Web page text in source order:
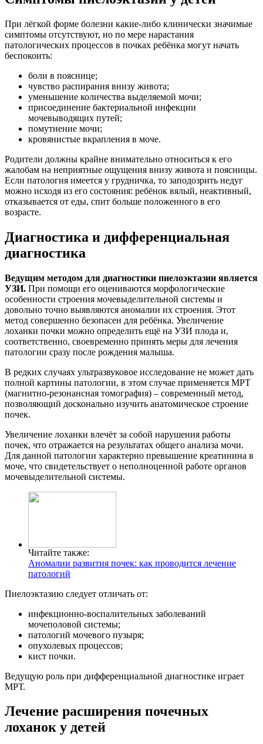
При лёгкой форме болезни какие-либо клинически значимые
симптомы отсутствуют, но по мере нарастания
патологических процессов в почках ребёнка могут начать
беспокоить:
боли в пояснице;
чувство распирания внизу живота;
уменьшение количества выделяемой мочи;
присоединение бактериальной инфекции
мочевыводящих путей;
помутнение мочи;
кровянистые вкрапления в моче.
Родители должны крайне внимательно относиться к его
жалобам на неприятные ощущения внизу живота и поясницы.
Если патология имеется у грудничка, то заподозрить недуг
можно исходя из его состояния: ребёнок вялый, неактивный,
отказывается от еды, спит больше положенного в его
возрасте.
Диагностика и дифференциальная
диагностика
Ведущим методом для диагностики пиелоэктазии является
УЗИ. При помощи его оцениваются морфологические
особенности строения мочевыделительной системы и
довольно точно выявляются аномалии их строения. Этот
метод совершенно безопасен для ребёнка. Увеличение
лоханки почки можно определить ещё на УЗИ плода и,
соответственно, своевременно принять меры для лечения
патологии сразу после рождения малыша.
В редких случаях ультразвуковое исследование не может дать
полной картины патологии, в этом случае применяется МРТ
(магнитно-резонансная томография) – современный метод,
позволяющий досконально изучить анатомическое строение
почек.
Увеличение лоханки влечёт за собой нарушения работы
почек, что отражается на результатах общего анализа мочи.
Для данной патологии характерно превышение креатинина в
моче, что свидетельствует о неполноценной работе органов
мочевыделительной системы.
Читайте также:
Аномалии развития почек: как проводится лечение
патологий
Пиелоэктазию следует отличать от:
инфекционно-воспалительных заболеваний
мочеполовой системы;
патологий мочевого пузыря;
опухолевых процессов;
кист почки.
Ведущую роль при дифференциальной диагностике играет
МРТ.
Лечение расширения почечных
лоханок у детей